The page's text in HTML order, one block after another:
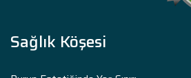
Sağlık Köşesi